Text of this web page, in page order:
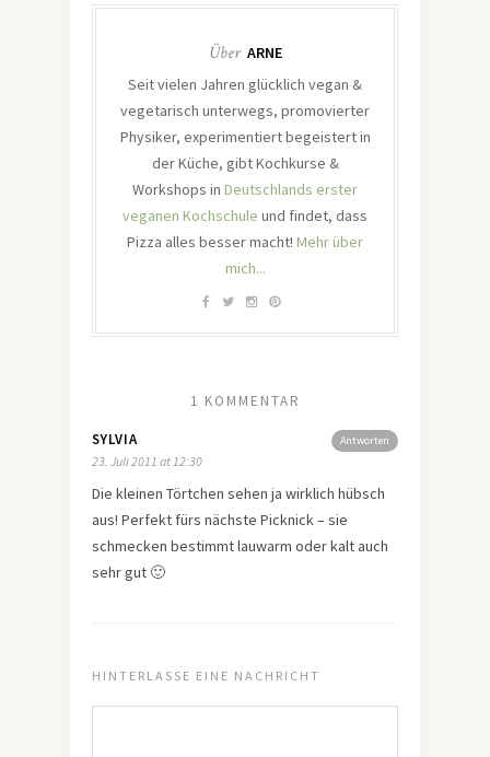
Über ARNE
Seit vielen Jahren glücklich vegan &
vegetarisch unterwegs, promovierter
Physiker, experimentiert begeistert in
der Küche, gibt Kochkurse &
Workshops in Deutschlands erster
veganen Kochschule und findet, dass
Pizza alles besser macht! Mehr über
mich...
1 KOMMENTAR
Antworten
SYLVIA
23. Juli 2011 at 12:30
Die kleinen Törtchen sehen ja wirklich hübsch
aus! Perfekt fürs nächste Picknick – sie
schmecken bestimmt lauwarm oder kalt auch
sehr gut 🙂
HINTERLASSE EINE NACHRICHT